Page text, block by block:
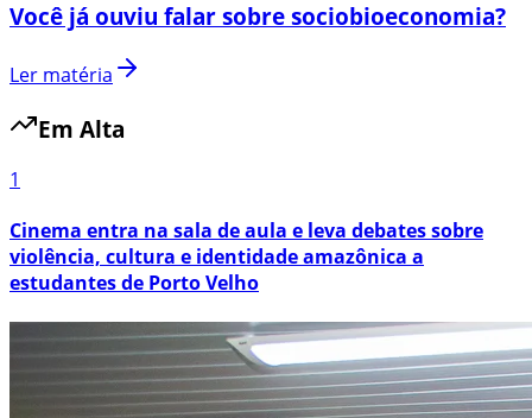
Você já ouviu falar sobre sociobioeconomia?
Ler matéria
Em Alta
1
Cinema entra na sala de aula e leva debates sobre
violência, cultura e identidade amazônica a
estudantes de Porto Velho